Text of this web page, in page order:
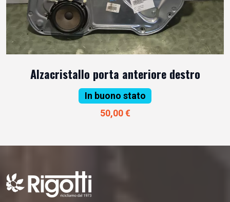
Alzacristallo porta anteriore destro
In buono stato
50,00 €